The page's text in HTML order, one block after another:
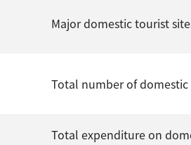
Major domestic tourist
Total number of
Total expenditure on